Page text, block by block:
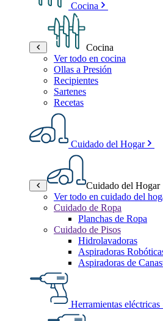
Cocina
Cocina
Ver todo en cocina
Ollas a Presión
Recipientes
Sartenes
Recetas
Cuidado del Hogar
Cuidado del Hogar
Ver todo en cuidado del
Cuidado de Ropa
Planchas de Ropa
Cuidado de Pisos
Hidrolavadoras
Aspiradoras
Aspiradoras de
Herramientas eléctricas